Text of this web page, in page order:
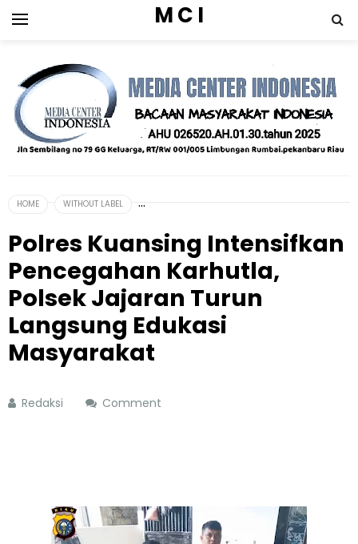
M C I
HOME WITHOUT LABEL
Polres Kuansing Intensifkan
Pencegahan Karhutla,
Polsek Jajaran Turun
Langsung Edukasi
Masyarakat
Redaksi Comment